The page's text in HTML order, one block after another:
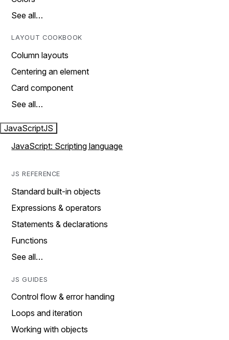
See all…
LAYOUT COOKBOOK
Column layouts
Centering an element
Card component
See all…
JavaScriptJS
JavaScript: Scripting language
JS REFERENCE
Standard built-in objects
Expressions & operators
Statements & declarations
Functions
See all…
JS GUIDES
Control flow & error handing
Loops and iteration
Working with objects